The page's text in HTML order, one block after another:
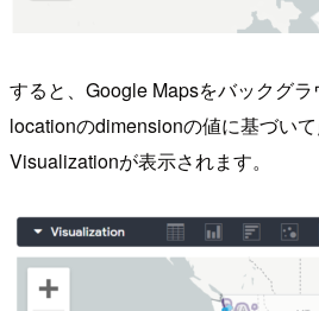
すると、Google Mapsをバックグ
locationのdimensionの値に基づい
Visualizationが表示されます。